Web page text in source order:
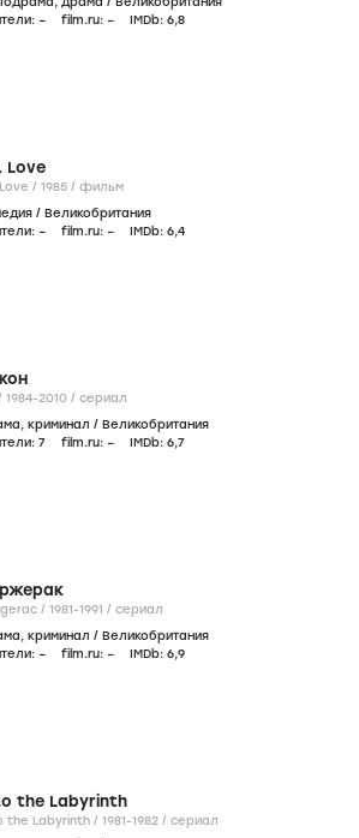
– film.ru: – IMDb: 6,8
Love
Mr. Love / 1985 / фильм
/ Великобритания
– film.ru: – IMDb: 6,4
/ 1984-2010 / сериал
, криминал / Великобритания
7 film.ru: – IMDb: 6,7
Bergerac / 1981-1991 / сериал
, криминал / Великобритания
– film.ru: – IMDb: 6,9
the Labyrinth
Into the Labyrinth / 1981-1982 / сериал